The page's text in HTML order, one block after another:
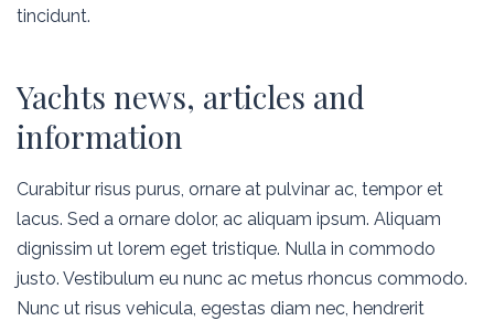
tincidunt.
Yachts news, articles and
information
Curabitur risus purus, ornare at pulvinar ac, tempor et
lacus. Sed a ornare dolor, ac aliquam ipsum. Aliquam
dignissim ut lorem eget tristique. Nulla in commodo
justo. Vestibulum eu nunc ac metus rhoncus commodo.
Nunc ut risus vehicula, egestas diam nec, hendrerit